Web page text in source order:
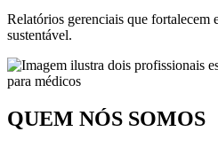
Relatórios gerenciais que fortalecem
sustentável.
QUEM NÓS SOMOS